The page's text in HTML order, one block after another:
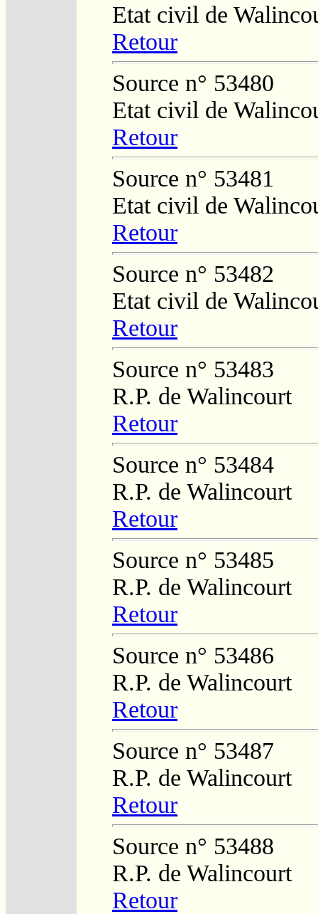
Etat civil de
Retour
Source n° 53480
Etat civil de
Retour
Source n° 53481
Etat civil de
Retour
Source n° 53482
Etat civil de
Retour
Source n° 53483
R.P. de Walincourt
Retour
Source n° 53484
R.P. de Walincourt
Retour
Source n° 53485
R.P. de Walincourt
Retour
Source n° 53486
R.P. de Walincourt
Retour
Source n° 53487
R.P. de Walincourt
Retour
Source n° 53488
R.P. de Walincourt
Retour